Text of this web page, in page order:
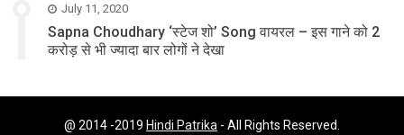
July 11, 2020
Sapna Choudhary ‘स्टेज शो’ Song वायरल – इस गाने को 2
करोड़ से भी ज्यादा बार लोगों ने देखा
@ 2014 -2019 Hindi Patrika - All Rights Reserved.